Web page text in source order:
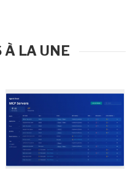
À LA UNE